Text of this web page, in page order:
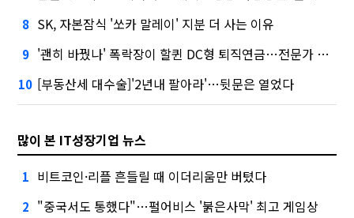
8 SK, 자본잠식 '쏘카 말레이' 지분 더 사는 이유
9 '괜히 바꿨나' 폭락장이 할퀸 DC형 퇴직연금…전문가 조언은
10 [부동산세 대수술]'2년내 팔아라'…뒷문은 열었다
많이 본 IT성장기업 뉴스
1 비트코인·리플 흔들릴 때 이더리움만 버텼다
2 "중국서도 통했다"…펄어비스 '붉은사막' 최고 게임상